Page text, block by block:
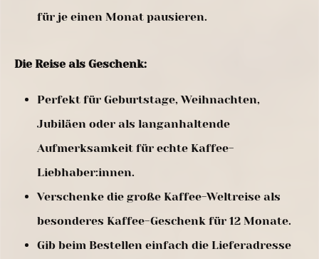
für je einen Monat pausieren.
Die Reise als Geschenk:
Perfekt für Geburtstage, Weihnachten,
Jubiläen oder als langanhaltende
Aufmerksamkeit für echte Kaffee-
Liebhaber:innen.
Verschenke die große Kaffee-Weltreise als
besonderes Kaffee-Geschenk für 12 Monate.
Gib beim Bestellen einfach die Lieferadresse